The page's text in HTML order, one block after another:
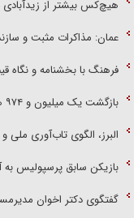
هیچ‌کس بیشتر از
عمان: مذاکرات مثبت و
فرهنگ با بخشنامه و نگاه
بازگشت یک میلیون و ۹۷۴ هزار زائر اربعین به کشور
البرز، الگوی تاب‌آوری ملی
بازیکن سابق پرسپولیس به
گفتگوی دکتر اخوان